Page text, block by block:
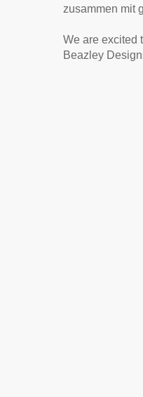
zusammen mit
We are excited
Beazley